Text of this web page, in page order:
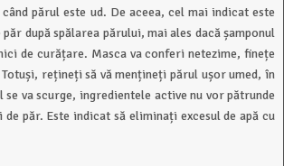
părul este ud. De aceea, cel mai indicat este
după spălarea părului, mai ales dacă șamponul
de curățare. Masca va conferi netezime, finețe
rețineți să vă mențineți părul ușor umed, în
va scurge, ingredientele active nu vor pătrunde
păr. Este indicat să eliminați excesul de apă cu